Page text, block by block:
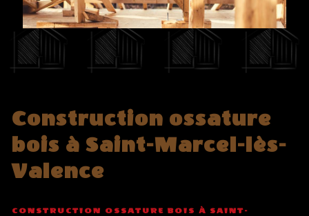
Construction ossature
bois à Saint-Marcel-lès-
Valence
CONSTRUCTION OSSATURE BOIS À SAINT-